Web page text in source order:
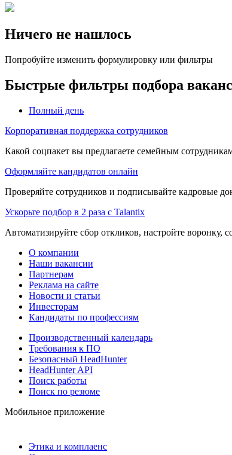
Ничего не нашлось
Попробуйте изменить формулировку или фильтры
Быстрые фильтры подбора
Полный день
Корпоративная поддержка сотрудников
Какой соцпакет вы предлагаете семейным
Оформляйте кандидатов онлайн
Проверяйте сотрудников и подписывайте кадровые
Ускорьте подбор в 2 раза с Talantix
Автоматизируйте сбор откликов, настройте воронку,
О компании
Наши вакансии
Партнерам
Реклама на сайте
Новости и статьи
Инвесторам
Кандидаты по профессиям
Производственный календарь
Требования к ПО
Безопасный HeadHunter
HeadHunter API
Поиск работы
Поиск по резюме
Мобильное приложение
Этика и комплаенс